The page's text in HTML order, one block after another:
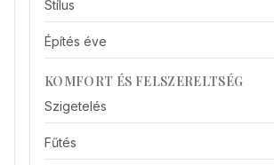
Stílus
Építés éve
KOMFORT ÉS FELSZERELTSÉG
Szigetelés
Fűtés